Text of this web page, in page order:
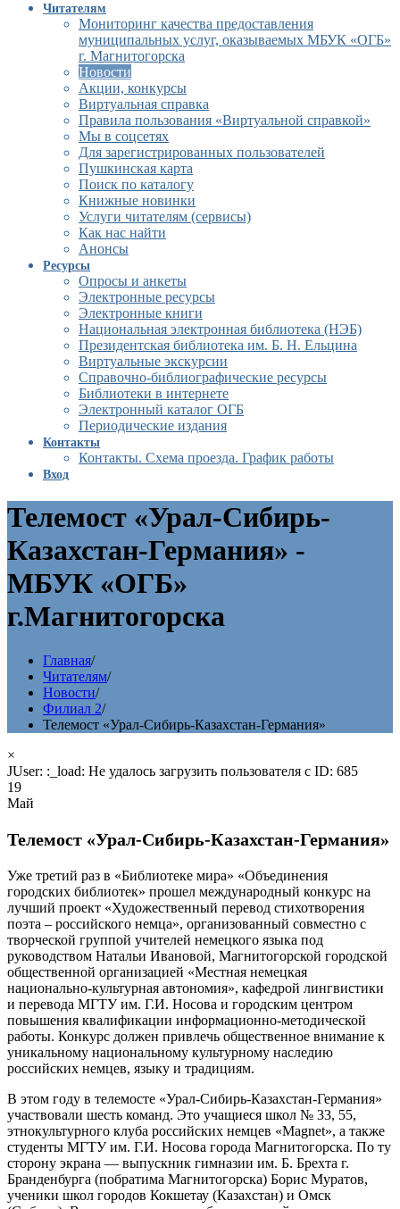
Читателям
Мониторинг качества предоставления
муниципальных услуг, оказываемых МБУК «ОГБ»
г. Магнитогорска
Новости
Акции, конкурсы
Виртуальная справка
Правила пользования «Виртуальной справкой»
Мы в соцсетях
Для зарегистрированных пользователей
Пушкинская карта
Поиск по каталогу
Книжные новинки
Услуги читателям (сервисы)
Как нас найти
Анонсы
Ресурсы
Опросы и анкеты
Электронные ресурсы
Электронные книги
Национальная электронная библиотека (НЭБ)
Президентская библиотека им. Б. Н. Ельцина
Виртуальные экскурсии
Справочно-библиографические ресурсы
Библиотеки в интернете
Электронный каталог ОГБ
Периодические издания
Контакты
Контакты. Схема проезда. График работы
Вход
Телемост «Урал-Сибирь-
Казахстан-Германия» -
МБУК «ОГБ»
г.Магнитогорска
Главная/
Читателям/
Новости/
Филиал 2/
Телемост «Урал-Сибирь-Казахстан-Германия»
×
JUser: :_load: Не удалось загрузить пользователя с ID: 685
19
Май
Телемост «Урал-Сибирь-Казахстан-Германия»
Уже третий раз в «Библиотеке мира» «Объединения
городских библиотек» прошел международный конкурс на
лучший проект «Художественный перевод стихотворения
поэта – российского немца», организованный совместно с
творческой группой учителей немецкого языка под
руководством Натальи Ивановой, Магнитогорской городской
общественной организацией «Местная немецкая
национально-культурная автономия», кафедрой лингвистики
и перевода МГTУ им. Г.И. Носова и городским центром
повышения квалификации информационно-методической
работы. Конкурс должен привлечь общественное внимание к
уникальному национальному культурному наследию
российских немцев, языку и традициям.
В этом году в телемосте «Урал-Сибирь-Казахстан-Германия»
участвовали шесть команд. Это учащиеся школ № 33, 55,
этнокультурного клуба российских немцев «Magnet», а также
студенты МГТУ им. Г.И. Носова города Магнитогорска. По ту
сторону экрана — выпускник гимназии им. Б. Брехта г.
Бранденбурга (побратима Магнитогорска) Борис Муратов,
ученики школ городов Кокшетау (Казахстан) и Омск